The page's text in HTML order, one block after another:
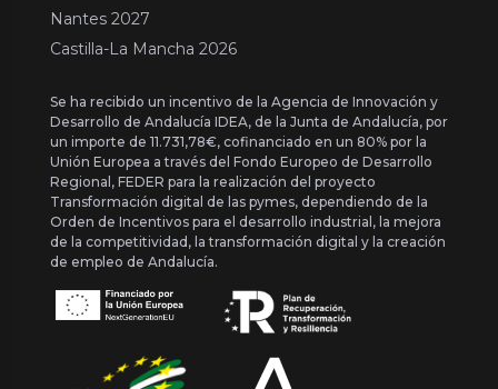
Nantes 2027
Castilla-La Mancha 2026
Se ha recibido un incentivo de la Agencia de Innovación y
Desarrollo de Andalucía IDEA, de la Junta de Andalucía, por
un importe de 11.731,78€, cofinanciado en un 80% por la
Unión Europea a través del Fondo Europeo de Desarrollo
Regional, FEDER para la realización del proyecto
Transformación digital de las pymes, dependiendo de la
Orden de Incentivos para el desarrollo industrial, la mejora
de la competitividad, la transformación digital y la creación
de empleo de Andalucía.